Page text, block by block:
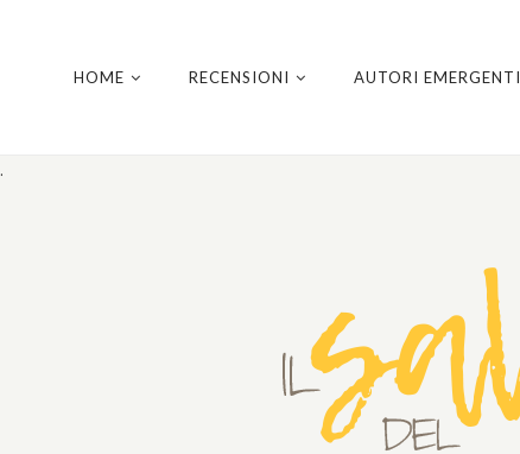
.
HOME RECENSIONI AUTORI EMERGENTI